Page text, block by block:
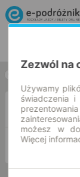
Z
DO
Zezwól na
Używamy
świadczenia i
możesz w
Więcej